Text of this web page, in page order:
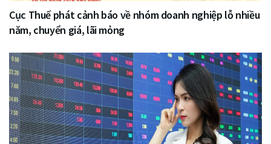
Cục Thuế phát cảnh báo về nhóm doanh nghiệp lỗ nhiều
năm, chuyển giá, lãi mỏng